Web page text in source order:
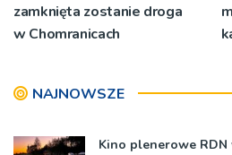
zamknięta zostanie droga
w Chomranicach
NAJNOWSZE
Kino plenerowe RDN